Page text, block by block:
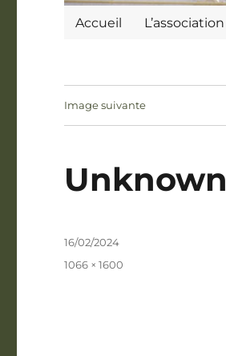
Accueil L’association
Image suivante
Unknown
Publié
16/02/2024
Taille
1066 × 1600